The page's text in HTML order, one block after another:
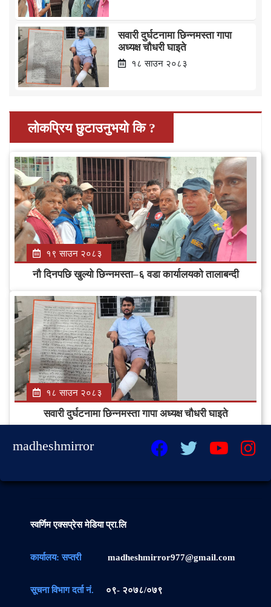
सवारी दुर्घटनामा छिन्नमस्ता गापा
अध्यक्ष चौधरी घाइते
१८ साउन २०८३
लोकप्रिय छुटाउनुभयो कि ?
१९ साउन २०८३
नौ दिनपछि खुल्यो छिन्नमस्ता–६ वडा कार्यालयको तालाबन्दी
१८ साउन २०८३
सवारी दुर्घटनामा छिन्नमस्ता गापा अध्यक्ष चौधरी घाइते
madheshmirror
स्वर्णिम एक्सप्रेस मेडिया प्रा.लि
कार्यालय: सप्तरी madheshmirror977@gmail.com
सूचना विभाग दर्ता नं. ०९- २०७८/०७९